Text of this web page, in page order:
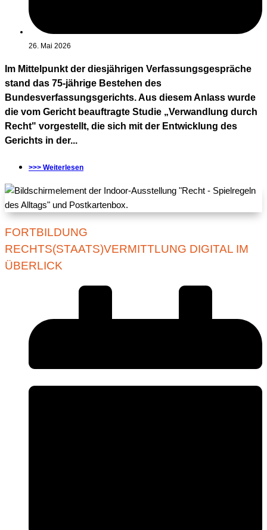
26. Mai 2026
Im Mittelpunkt der diesjährigen Verfassungsgespräche
stand das 75-jährige Bestehen des
Bundesverfassungsgerichts. Aus diesem Anlass wurde
die vom Gericht beauftragte Studie „Verwandlung durch
Recht" vorgestellt, die sich mit der Entwicklung des
Gerichts in der...
>>> Weiterlesen
FORTBILDUNG
RECHTS(STAATS)VERMITTLUNG DIGITAL IM
ÜBERLICK